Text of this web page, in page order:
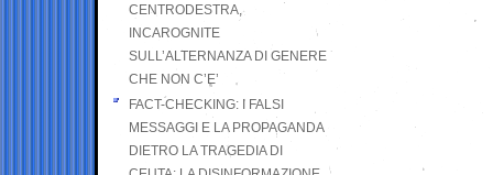
CENTRODESTRA,
INCAROGNITE
SULL’ALTERNANZA DI GENERE
CHE NON C’E’
FACT-CHECKING: I FALSI
MESSAGGI E LA PROPAGANDA
DIETRO LA TRAGEDIA DI